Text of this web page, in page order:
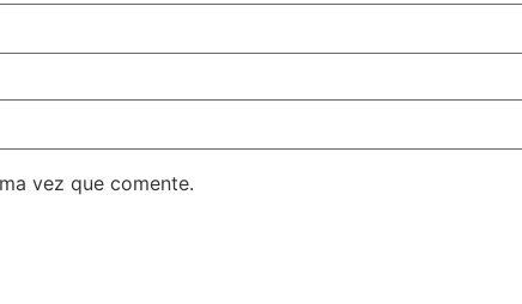
vez que comente.